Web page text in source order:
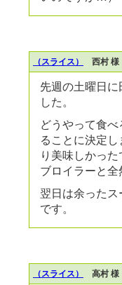
（スライス） 西村 様
先週の土曜日
した。
どうやって食
ることに決定
り美味しかった
ブロイラーと
翌日は余った
です。
（スライス） 高村 様